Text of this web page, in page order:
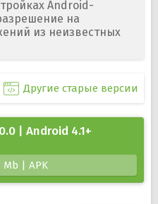
Android-
на
из неизвестных
Другие старые версии
| Android 4.1+
Mb | APK